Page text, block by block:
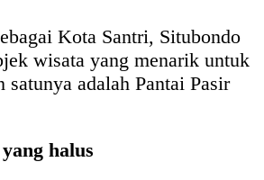
Kota Santri, Situbondo
wisata yang menarik untuk
adalah Pantai Pasir
halus